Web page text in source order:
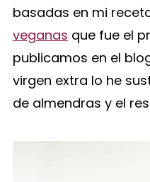
basadas en mi
veganas que fue el
publicamos en el
virgen extra lo he
de almendras y el